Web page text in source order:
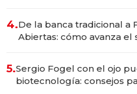
4.De la banca tradicional a
Abiertas: cómo avanza el
5.Sergio Fogel con el ojo
biotecnología: consejos